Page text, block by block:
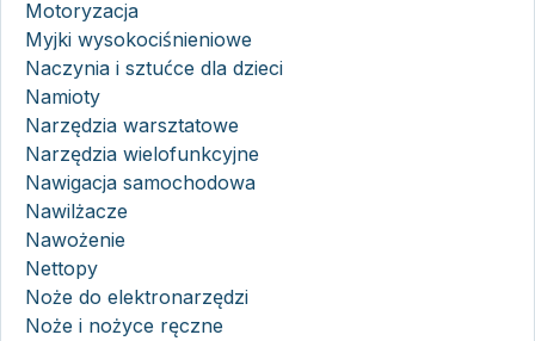
Motoryzacja
Myjki wysokociśnieniowe
Naczynia i sztućce dla dzieci
Namioty
Narzędzia warsztatowe
Narzędzia wielofunkcyjne
Nawigacja samochodowa
Nawilżacze
Nawożenie
Nettopy
Noże do elektronarzędzi
Noże i nożyce ręczne